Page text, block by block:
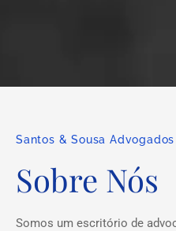
Santos & Sousa Advogados
Sobre Nós
Somos um escritório de